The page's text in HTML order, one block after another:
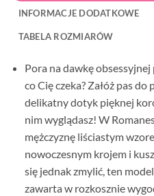
INFORMACJE DODATKOWE
TABELA ROZMIARÓW
Pora na dawkę
co Cię czeka? Załóż pas
delikatny dotyk pięknej
nim wyglądasz! W
mężczyznę liściastym
nowoczesnym krojem i
się jednak zmylić, ten
zawarta w rozkosznie